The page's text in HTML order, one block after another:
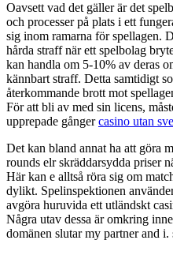
Oavsett vad det gäller är det
och processer på plats i ett
sig inom ramarna för spellagen.
hårda straff när ett spelbolag
kan handla om 5-10% av deras
kännbart straff. Detta samtidigt
återkommande brott mot
För att bli av med sin licens,
upprepade gångercasino utan
Det kan bland annat ha att göra
rounds elr skräddarsydda priser
Här kan e alltså röra sig om
dylikt. Spelinspektionen
avgöra huruvida ett utländskt
Några utav dessa är omkring
domänen slutar my partner and i.